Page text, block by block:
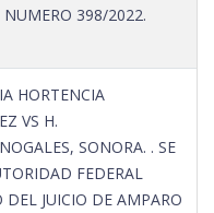
398/2022.
HORTENCIA
VS H.
SONORA. . SE
FEDERAL
DEL JUICIO DE AMPARO